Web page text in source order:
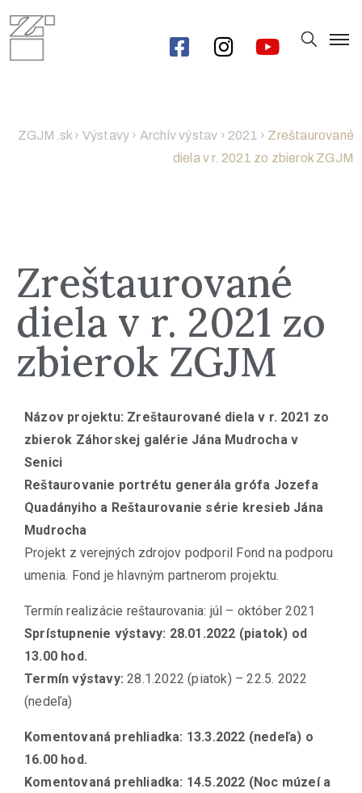
ZGJM.sk › Výstavy › Archív výstav › 2021 › Zreštaurované
diela v r. 2021 zo zbierok ZGJM
Zreštaurované
diela v r. 2021 zo
zbierok ZGJM
Názov projektu: Zreštaurované diela v r. 2021 zo
zbierok Záhorskej galérie Jána Mudrocha v
Senici
Reštaurovanie portrétu generála grófa Jozefa
Quadányiho a Reštaurovanie série kresieb Jána
Mudrocha
Projekt z verejných zdrojov podporil Fond na podporu
umenia. Fond je hlavným partnerom projektu.
Termín realizácie reštaurovania: júl – október 2021
Sprístupnenie výstavy: 28.01.2022 (piatok) od
13.00 hod.
Termín výstavy:28.1.2022 (piatok) – 22.5. 2022
(nedeľa)
Komentovaná prehliadka: 13.3.2022 (nedeľa) o
16.00 hod.
Komentovaná prehliadka: 14.5.2022 (Noc múzeí a